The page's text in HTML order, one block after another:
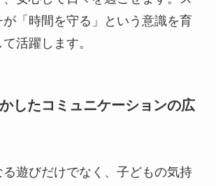
「時間を守る」という意識を育
活躍します。
したコミュニケーションの広
遊びだけでなく、子どもの気持